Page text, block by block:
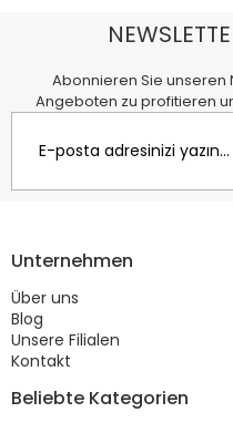
Abonnieren Sie unseren
Angeboten zu profitieren
Unternehmen
Über uns
Blog
Unsere Filialen
Kontakt
Beliebte Kategorien